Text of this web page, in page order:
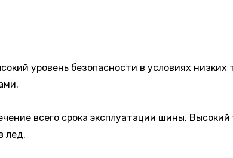
уровень безопасности в условиях низких
всего срока эксплуатации шины. Высокий
лед.